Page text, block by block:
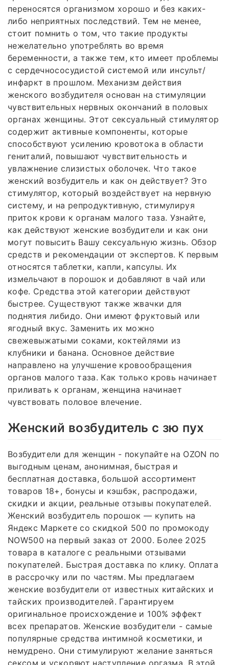
переносятся организмом хорошо и без каких-
либо неприятных последствий. Тем не менее,
стоит помнить о том, что такие продукты
нежелательно употреблять во время
беременности, а также тем, кто имеет проблемы
с сердечнососудистой системой или инсульт/
инфаркт в прошлом. Механизм действия
женского возбудителя основан на стимуляции
чувствительных нервных окончаний в половых
органах женщины. Этот сексуальный стимулятор
содержит активные компоненты, которые
способствуют усилению кровотока в области
гениталий, повышают чувствительность и
увлажнение слизистых оболочек. Что такое
женский возбудитель и как он действует? Это
стимулятор, который воздействует на нервную
систему, и на репродуктивную, стимулируя
приток крови к органам малого таза. Узнайте,
как действуют женские возбудители и как они
могут повысить Вашу сексуальную жизнь. Обзор
средств и рекомендации от экспертов. К первым
относятся таблетки, капли, капсулы. Их
измельчают в порошок и добавляют в чай или
кофе. Средства этой категории действуют
быстрее. Существуют также жвачки для
поднятия либидо. Они имеют фруктовый или
ягодный вкус. Заменить их можно
свежевыжатыми соками, коктейлями из
клубники и банана. Основное действие
направлено на улучшение кровообращения
органов малого таза. Как только кровь начинает
приливать к органам, женщина начинает
чувствовать половое влечение.
Женский возбудитель с зю пух
Возбудители для женщин - покупайте на OZON по
выгодным ценам, анонимная, быстрая и
бесплатная доставка, большой ассортимент
товаров 18+, бонусы и кэшбэк, распродажи,
скидки и акции, реальные отзывы покупателей.
Женский возбудитель порошок — купить на
Яндекс Маркете со скидкой 500 по промокоду
NOW500 на первый заказ от 2000. Более 2025
товара в каталоге с реальными отзывами
покупателей. Быстрая доставка по клику. Оплата
в рассрочку или по частям. Мы предлагаем
женские возбудители от известных китайских и
тайских производителей. Гарантируем
оригинальное происхождение и 100% эффект
всех препаратов. Женские возбудители - самые
популярные средства интимной косметики, и
немудрено. Они стимулируют желание заняться
сексом и ускоряют наступление оргазма. В этой